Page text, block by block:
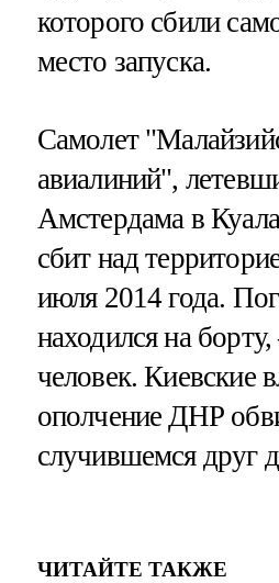
которого сбили
место запуска.
Самолет
авиалиний",
Амстердама в
сбит над
июля 2014 года.
находился на
человек. Киевские
ополчение ДНР
случившемся друг
ЧИТАЙТЕ ТАКЖЕ